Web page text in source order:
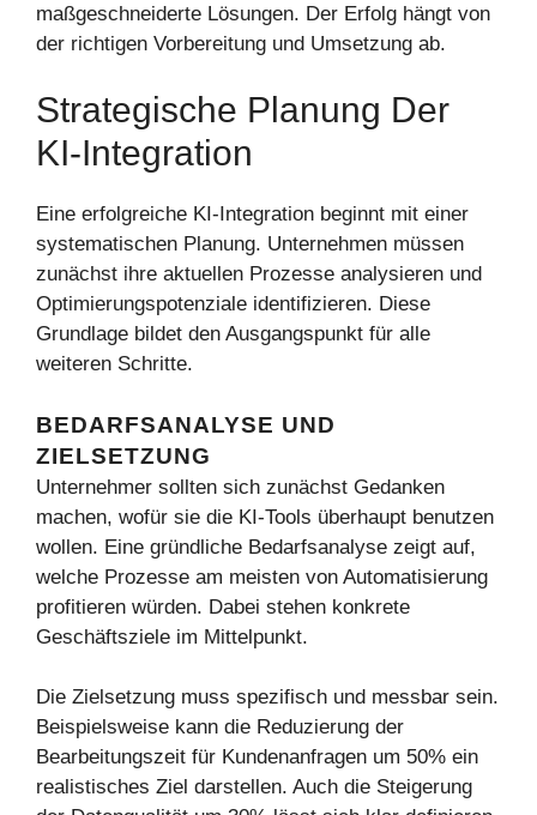
maßgeschneiderte Lösungen. Der Erfolg hängt von
der richtigen Vorbereitung und Umsetzung ab.
Strategische Planung Der
KI-Integration
Eine erfolgreiche KI-Integration beginnt mit einer
systematischen Planung. Unternehmen müssen
zunächst ihre aktuellen Prozesse analysieren und
Optimierungspotenziale identifizieren. Diese
Grundlage bildet den Ausgangspunkt für alle
weiteren Schritte.
BEDARFSANALYSE UND
ZIELSETZUNG
Unternehmer sollten sich zunächst Gedanken
machen, wofür sie die KI-Tools überhaupt benutzen
wollen. Eine gründliche Bedarfsanalyse zeigt auf,
welche Prozesse am meisten von Automatisierung
profitieren würden. Dabei stehen konkrete
Geschäftsziele im Mittelpunkt.
Die Zielsetzung muss spezifisch und messbar sein.
Beispielsweise kann die Reduzierung der
Bearbeitungszeit für Kundenanfragen um 50% ein
realistisches Ziel darstellen. Auch die Steigerung